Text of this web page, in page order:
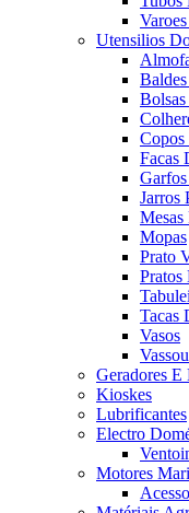
Utensilios
Copos
Facas
Jarros
Mesas
Mopas
Prato
Pratos
Tacas
Vasos
Geradores E
Kioskes
Lubrificantes
Electro
Motores